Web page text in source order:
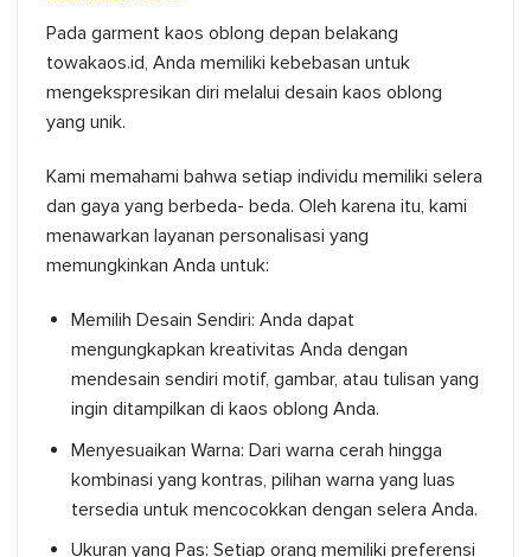
Pada garment kaos oblong depan belakang
towakaos.id, Anda memiliki kebebasan untuk
mengekspresikan diri melalui desain kaos oblong
yang unik.
Kami memahami bahwa setiap individu memiliki selera
dan gaya yang berbeda- beda. Oleh karena itu, kami
menawarkan layanan personalisasi yang
memungkinkan Anda untuk:
Memilih Desain Sendiri: Anda dapat
mengungkapkan kreativitas Anda dengan
mendesain sendiri motif, gambar, atau tulisan yang
ingin ditampilkan di kaos oblong Anda.
Menyesuaikan Warna: Dari warna cerah hingga
kombinasi yang kontras, pilihan warna yang luas
tersedia untuk mencocokkan dengan selera Anda.
Ukuran yang Pas: Setiap orang memiliki preferensi